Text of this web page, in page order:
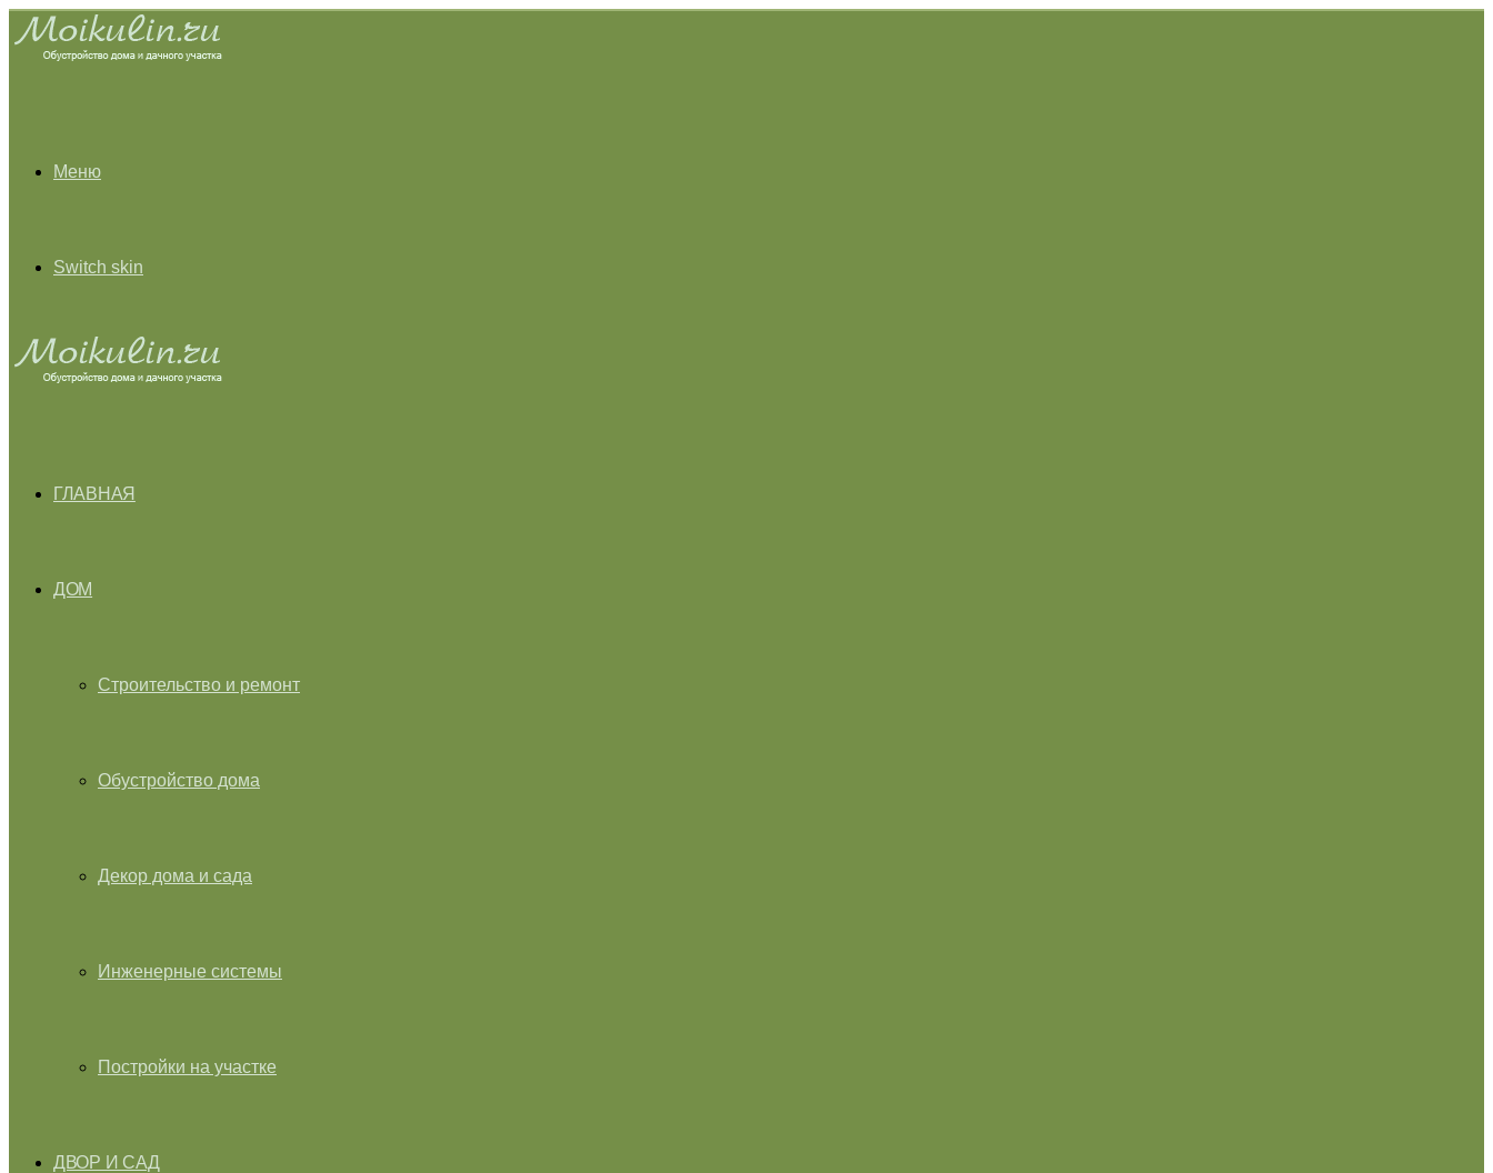
Меню
Switch skin
ГЛАВНАЯ
ДОМ
Строительство и ремонт
Обустройство дома
Декор дома и сада
Инженерные системы
Постройки на участке
ДВОР И САД